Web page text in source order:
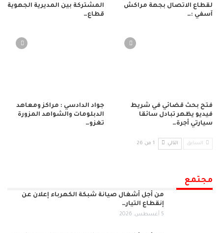
لقطاع الاتصال بجهة مراكش
آسفي :…
المشتركة بين المديرية الجهوية
قطاع…
فتح بحث قضائي في شريط
فيديو يظهر تبادل سائقا
سيارتي أجرة…
جواد الدادسي : مراكز ومعاهد
الدبلومات والشواهد المزورة
تغزو…
السابق التالي 1 من 26
مجتمع
من أجل أشغال صيانة شبكة الكهرباء إعلان عن
إنقطاع التيار…
5 أغسطس, 2026